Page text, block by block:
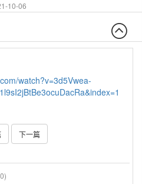
10-06
watch?v=3d5Vwea-
下一篇